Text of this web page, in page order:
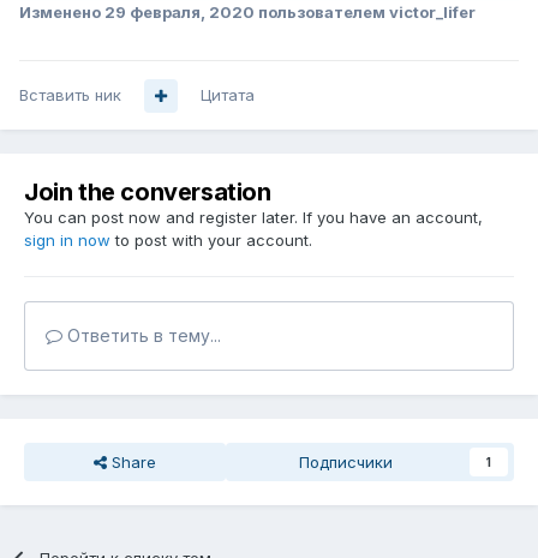
Изменено 29 февраля, 2020 пользователем victor_lifer
Вставить ник Цитата
Join the conversation
You can post now and register later. If you have an account,
sign in now to post with your account.
Ответить в тему...
Share Подписчики 1